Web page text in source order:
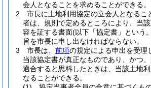
会人となることを求めることができる。
2
市長に土地利用協定の立会人となるこ
者は、規則で定めるところにより、当
容を証する書面(以下「協定書」という
旨を市長に申し出なければならない。
3
市長は、 前項の規定による申出を受理
当該協定書が真正なものであり、かつ
適合すると思料したときは、当該土地
なることができる。